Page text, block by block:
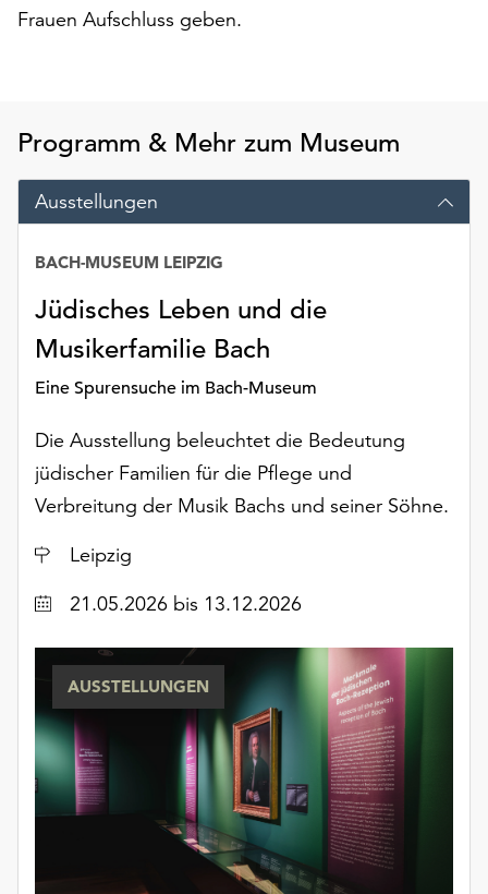
die
zur
Verfügung.
Funktionale
Cookies
werden
auch
weiterhin
ausgeführt.
Sie
die
verwendeten
Cookies
anpassen,
erreichen
Sie
Einstellungen
über
Schaltfläche
„Auswählen“.
Weitere
Informationen
Frauen Aufschluss geben.
Programm & Mehr zum Museum
Ausstellungen
Jüdisches Leben und die
Musikerfamilie Bach
Eine Spurensuche im Bach-Museum
BACH-MUSEUM LEIPZIG
Die Ausstellung beleuchtet die Bedeutung
jüdischer Familien für die Pflege und
Verbreitung der Musik Bachs und seiner Söhne.
Ort
Leipzig
Datum21.05.2026 bis 13.12.2026
AUSSTELLUNGEN